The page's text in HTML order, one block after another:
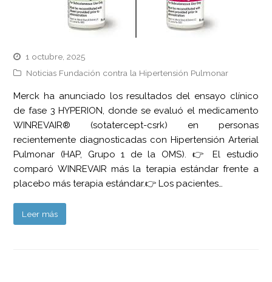
1 octubre, 2025
Noticias Fundación contra la Hipertensión Pulmonar
Merck ha anunciado los resultados del ensayo clínico
de fase 3 HYPERION, donde se evaluó el medicamento
WINREVAIR® (sotatercept-csrk) en personas
recientemente diagnosticadas con Hipertensión Arterial
Pulmonar (HAP, Grupo 1 de la OMS). 👉 El estudio
comparó WINREVAIR más la terapia estándar frente a
placebo más terapia estándar.👉 Los pacientes…
Leer más